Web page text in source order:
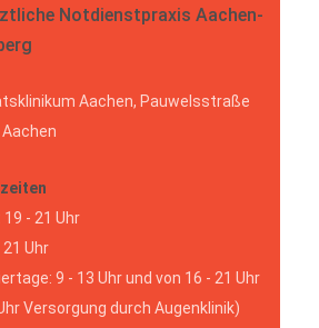
Notdienstpraxis Aachen-
Aachen, Pauwelsstraße
19 - 21 Uhr
21 Uhr
9 - 13 Uhr und von 16 - 21 Uhr
Versorgung durch Augenklinik)